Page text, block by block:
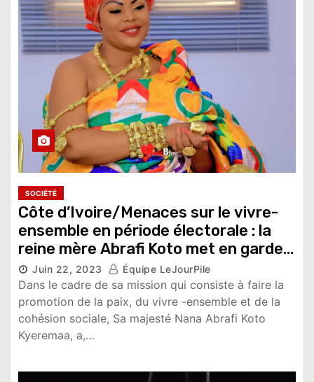
SOCIÉTÉ
Côte d’Ivoire/Menaces sur le vivre-
ensemble en période électorale : la
reine mère Abrafi Koto met en garde
les leaders des communautés
9,939 vues
Juin 22, 2023 Équipe LeJourPile
Dans le cadre de sa mission qui consiste à faire la
promotion de la paix, du vivre -ensemble et de la
cohésion sociale, Sa majesté Nana Abrafi Koto
Kyeremaa, a,…